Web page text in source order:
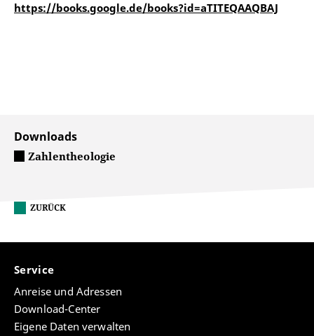
https://books.google.de/books?id=aTITEQAAQBAJ
Downloads
Zahlentheologie
ZURÜCK
Service
Anreise und Adressen
Download-Center
Eigene Daten verwalten